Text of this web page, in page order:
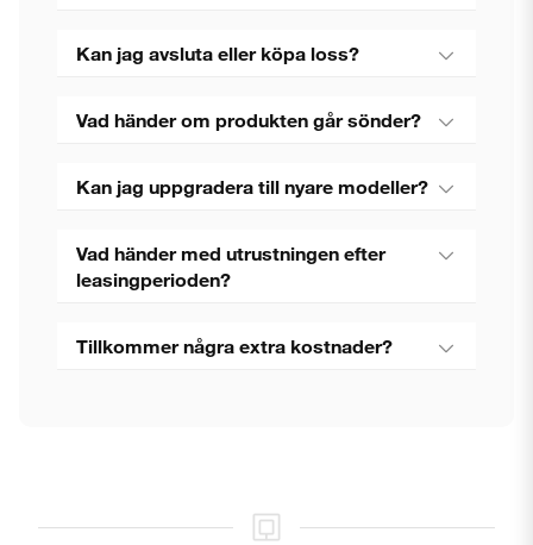
Kan jag avsluta eller köpa loss?
Vad händer om produkten går sönder?
Kan jag uppgradera till nyare modeller?
Vad händer med utrustningen efter
leasingperioden?
Tillkommer några extra kostnader?